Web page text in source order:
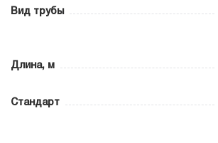
Вид трубы
Длина, м
Стандарт